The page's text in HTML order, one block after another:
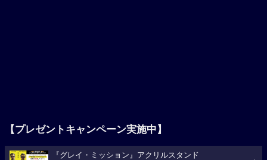
【プレゼントキャンペーン実施中】
『グレイ・ミッション』アクリルスタンド